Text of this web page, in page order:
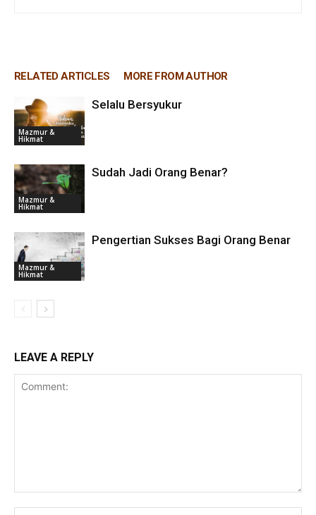
RELATED ARTICLES MORE FROM AUTHOR
Mazmur &
Hikmat
Selalu Bersyukur
Mazmur &
Hikmat
Sudah Jadi Orang Benar?
Mazmur &
Hikmat
Pengertian Sukses Bagi Orang Benar
LEAVE A REPLY